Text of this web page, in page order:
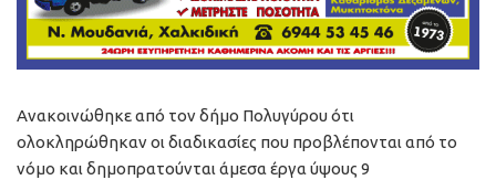
Ανακοινώθηκε από τον δήμο Πολυγύρου ότι
ολοκληρώθηκαν οι διαδικασίες που προβλέπονται από το
νόμο και δημοπρατούνται άμεσα έργα ύψους 9